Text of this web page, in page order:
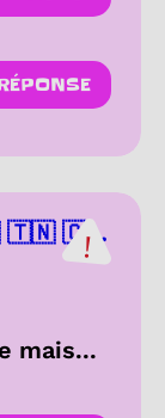
🇹🇳 🇨...
mais...